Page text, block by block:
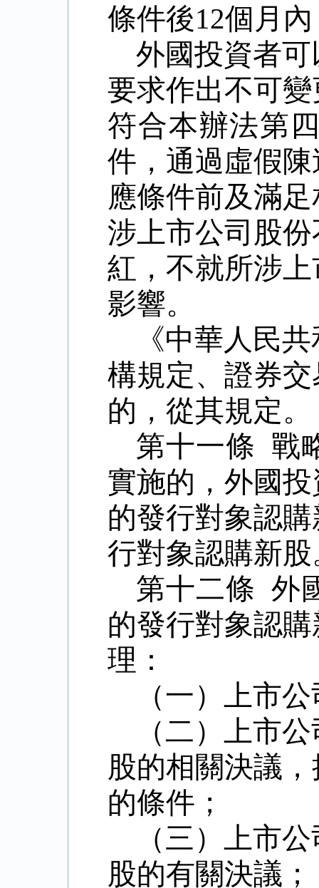
條件後12個月
外國投資者
要求作出不可
符合本辦法第
件，通過虛假
應條件前及滿
涉上市公司股
紅，不就所涉
影響。
《中華人民
構規定、證券
的，從其規定。
第十一條 戰
實施的，外國
的發行對象認
行對象認購新股
第十二條 外
的發行對象認
理：
（一）上市
（二）上市
股的相關決議
的條件；
（三）上市
股的有關決議；